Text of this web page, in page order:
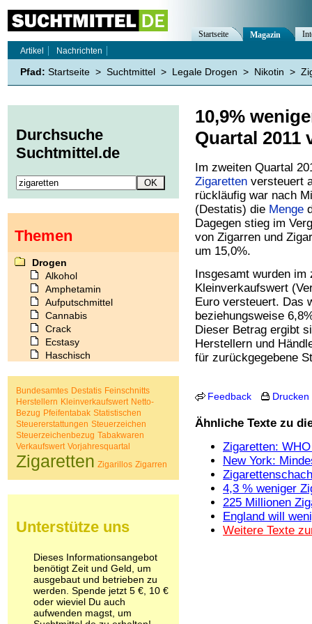
10,9%
Quartal 2011
Im zweiten Quartal
Zigaretten versteuert
rückläufig war nach
(Destatis) die Menge
Dagegen stieg im
von Zigarren und
um 15,0%.
Insgesamt wurden im
Kleinverkaufswert
Euro versteuert. Das
beziehungsweise
Dieser Betrag ergibt
Herstellern und
für zurückgegebene
Feedback Drucken
Ähnliche Texte zu
Zigaretten:
New York:
4,3 % weniger
225 Millionen
England will
Weitere Texte
Startseite Magazin
Artikel
Nachrichten
Pfad: Startseite > Suchtmittel > Legale Drogen > Nikotin >
Durchsuche
Suchtmittel.de
Themen
Drogen
Alkohol
Amphetamin
Aufputschmittel
Cannabis
Crack
Ecstasy
Haschisch
Koffein
Kokain
Lachgas
LSD
Marihuana
Medikamente
Muskatnuss
Opium
Pilze
Poppers
Psychopharmaka
Schlafmittel
Schmerzmittel
Bundesamtes Destatis Feinschnitts
Herstellern Kleinverkaufswert Netto-
Bezug Pfeifentabak Statistischen
Steuererstattungen Steuerzeichen
Steuerzeichenbezug Tabakwaren
Verkaufswert Vorjahresquartal
Zigaretten Zigarillos Zigarren
Unterstütze uns
Dieses Informationsangebot
benötigt Zeit und Geld, um
ausgebaut und betrieben zu
werden. Spende jetzt 5 €, 10 €
oder wieviel Du auch
aufwenden magst, um